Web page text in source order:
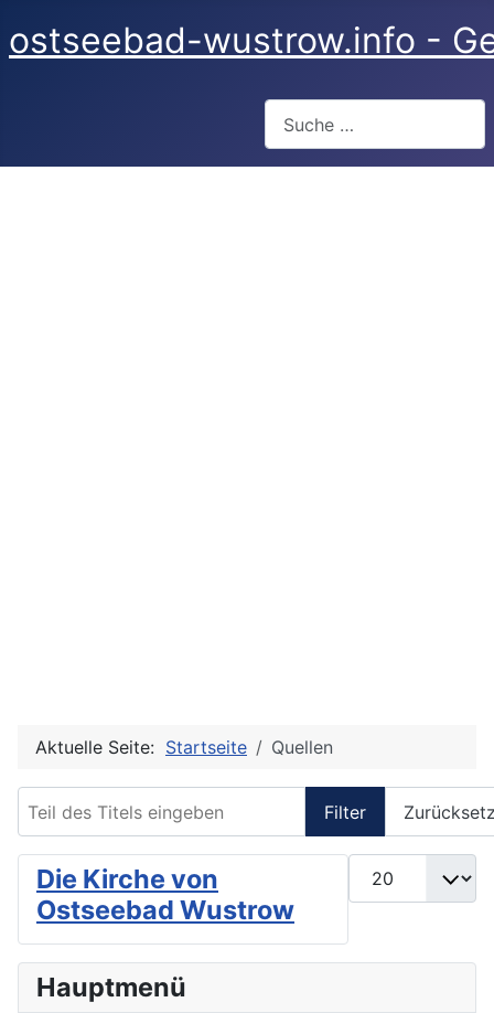
ostseebad-wustrow.info -
Aktuelle Seite: Startseite Quellen
Filter
Anzeige #
Die Kirche von
Ostseebad Wustrow
Hauptmenü